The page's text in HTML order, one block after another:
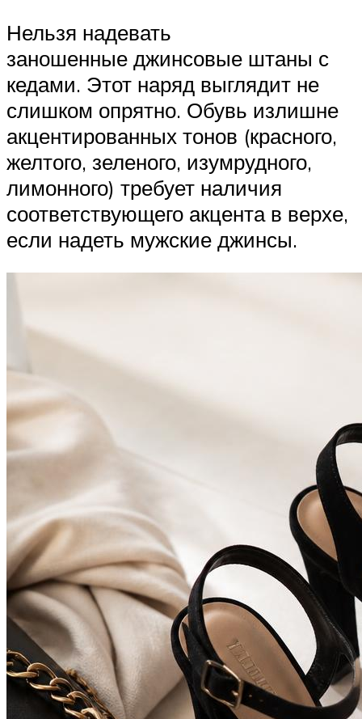
Нельзя надевать
заношенные джинсовые штаны с
кедами. Этот наряд выглядит не
слишком опрятно. Обувь излишне
акцентированных тонов (красного,
желтого, зеленого, изумрудного,
лимонного) требует наличия
соответствующего акцента в верхе,
если надеть мужские джинсы.